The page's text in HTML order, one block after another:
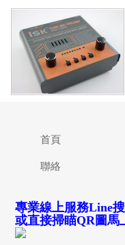
首頁
聯絡
專業線上服務Line
或直接掃瞄QR圖馬